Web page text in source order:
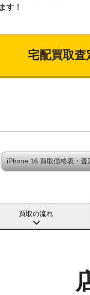
ます！
宅配買取査
iPhone 16 買取価格表・査
買取の流れ